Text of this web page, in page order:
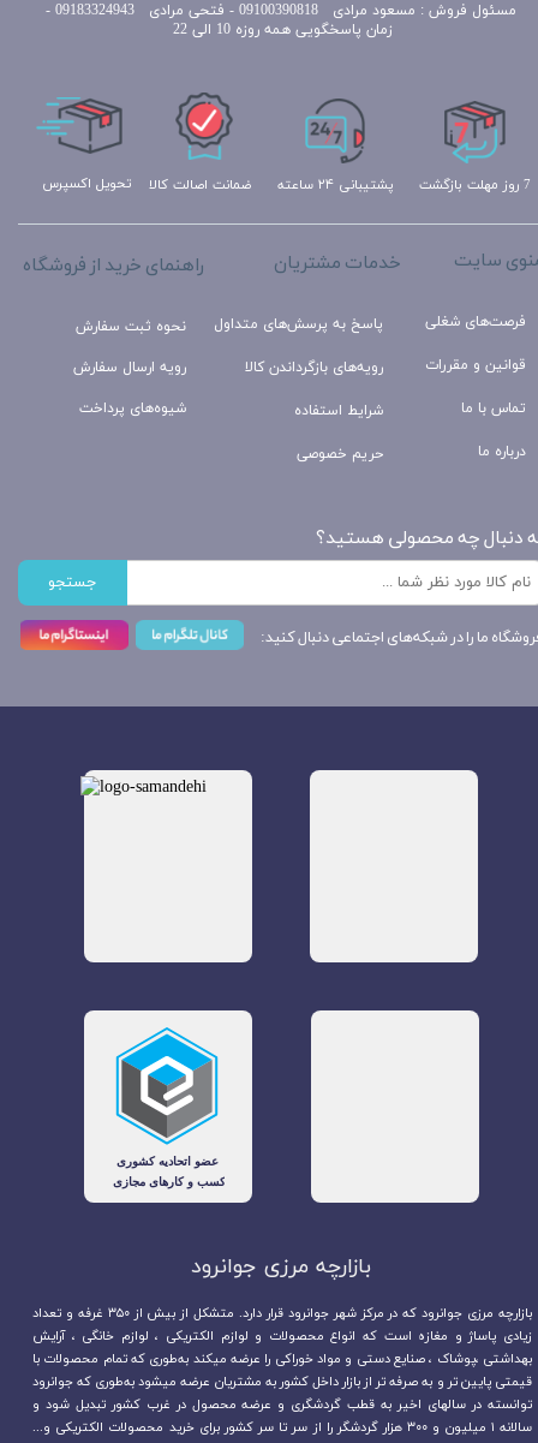
بازارچه مرزی جوانرود​​​​​​​
بازارچه مرزی جوانرود که در مرکز شهر جوانرود قرار دارد. متشکل از بیش از ۳۵۰ غرفه و تعداد
زیادی پاساژ و مغازه است که انواع محصولات و لوازم الکتریکی ، لوازم خانگی ، آرایش
بهداشتی ،پوشاک ، صنایع دستی و مواد خوراکی را عرضه میکند به‌طوری که تمام محصولات با
قیمتی پایین تر و به صرفه تر از بازار داخل کشور به مشتریان عرضه میشود به‌طوری که جوانرود
توانسته در سالهای اخیر به قطب گردشگری و عرضه محصول در غرب کشور تبدیل شود و
سالانه ۱ میلیون و ۳۰۰ هزار گردشگر را از سر تا سر کشور برای خرید محصولات الکتریکی و...
تحویل اکسپرس پشتیبانی ۲۴ ساعته 7 روز مهلت بازگشت ضمانت اصالت کالا
راهنمای خرید از فروشگاه
نحوه ثبت سفارش
رویه ارسال سفارش
شیوه‌های پرداخت
خدمات مشتریان
پاسخ به پرسش‌های متداول
رویه‌های بازگرداندن کالا
شرایط استفاده
حریم خصوصی
سایت
فرصت‌های شغلی
قوانین و مقررات
تماس با ما
درباره ما
دنبال چه محصولی هستید؟
جستجو
ما را در شبکه‌های اجتماعی دنبال کنید:
مسئول
فروش : مسعود مرادی 09100390818​​​​​​​ ​​​​​​​- فتحی مرادی 09183324943 -
زمان پاسخگویی همه روزه 10 الی 22